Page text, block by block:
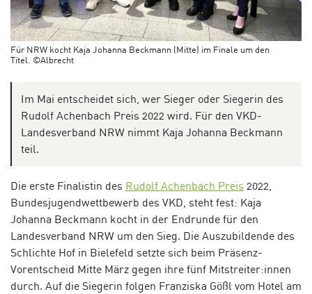
Für NRW kocht Kaja Johanna Beckmann (Mitte) im Finale um den
Titel. ©Albrecht
Im Mai entscheidet sich, wer Sieger oder Siegerin des
Rudolf Achenbach Preis 2022 wird. Für den VKD-
Landesverband NRW nimmt Kaja Johanna Beckmann
teil.
Die erste Finalistin des Rudolf Achenbach Preis 2022,
Bundesjugendwettbewerb des VKD, steht fest: Kaja
Johanna Beckmann kocht in der Endrunde für den
Landesverband NRW um den Sieg. Die Auszubildende des
Schlichte Hof in Bielefeld setzte sich beim Präsenz-
Vorentscheid Mitte März gegen ihre fünf Mitstreiter:innen
durch. Auf die Siegerin folgen Franziska Gößl vom Hotel am